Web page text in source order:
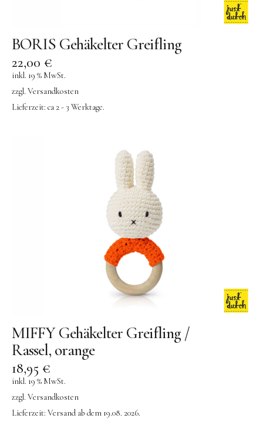
BORIS Gehäkelter Greifling
22,00 €
inkl. 19 % MwSt.
zzgl. Versandkosten
Lieferzeit: ca 2 - 3 Werktage.
MIFFY Gehäkelter Greifling /
Rassel, orange
18,95 €
inkl. 19 % MwSt.
zzgl. Versandkosten
Lieferzeit: Versand ab dem 19.08. 2026.